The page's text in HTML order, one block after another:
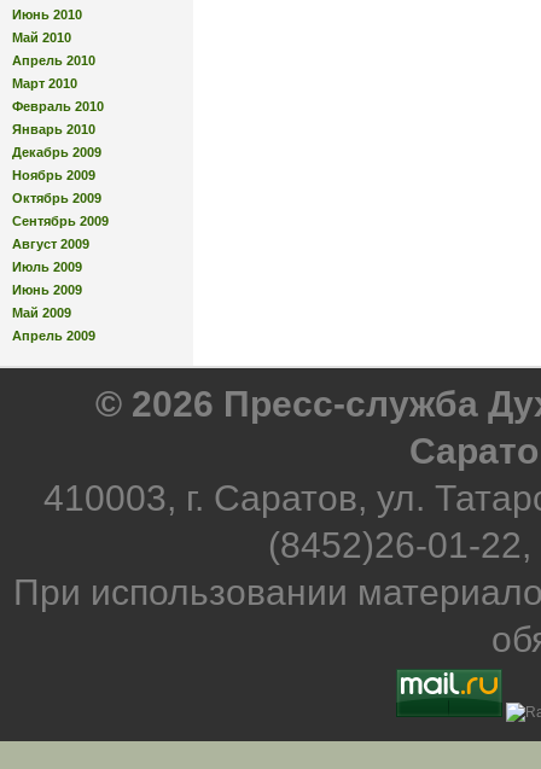
Июнь 2010
Май 2010
Апрель 2010
Март 2010
Февраль 2010
Январь 2010
Декабрь 2009
Ноябрь 2009
Октябрь 2009
Сентябрь 2009
Август 2009
Июль 2009
Июнь 2009
Май 2009
Апрель 2009
© 2026 Пресс-служба
410003, г. Саратов, ул.
(8452)26-01-
При использовании